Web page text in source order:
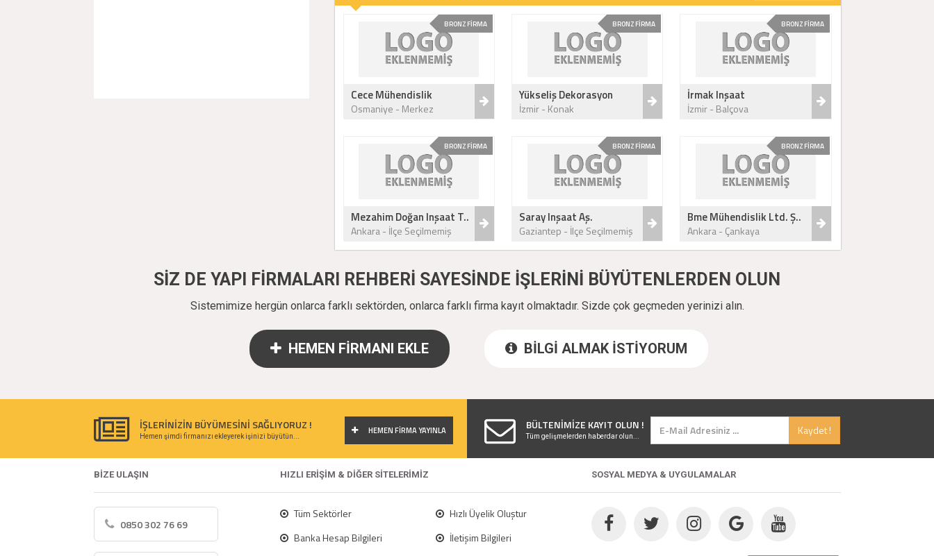
BRONZ FİRMA
Cece Mühendislik
Osmaniye - Merkez
BRONZ FİRMA
Yükseliş Dekorasyon
İzmir - Konak
BRONZ FİRMA
İrmak Inşaat
İzmir - Balçova
BRONZ FİRMA
Mezahim Doğan Inşaat T..
Ankara - İlçe Seçilmemiş
BRONZ FİRMA
Saray Inşaat Aş.
Gaziantep - İlçe Seçilmemiş
BRONZ FİRMA
Bme Mühendislik Ltd. Ş..
Ankara - Çankaya
SİZ DE YAPI FİRMALARI REHBERİ SAYESİNDE İŞLERİNİ BÜYÜTENLERDEN OLUN
Sistemimize hergün onlarca farklı sektörden, onlarca farklı firma kayıt olmaktadır. Sizde çok geçmeden yerinizi alın.
HEMEN FİRMANI EKLE BİLGİ ALMAK İSTİYORUM
İŞLERİNİZİN BÜYÜMESİNİ SAĞLIYORUZ ! HEMEN FİRMA YAYINLA
Hemen şimdi firmanızı ekleyerek işinizi büyütün...
BÜLTENİMİZE KAYIT OLUN ! Kaydet !
Tüm gelişmelerden haberdar olun...
BİZE ULAŞIN HIZLI ERİŞİM & DİĞER SİTELERİMİZ SOSYAL MEDYA & UYGULAMALAR
0850 302 76 69
Tüm Sektörler
Hızlı Üyelik Oluştur
Banka Hesap Bilgileri
İletişim Bilgileri